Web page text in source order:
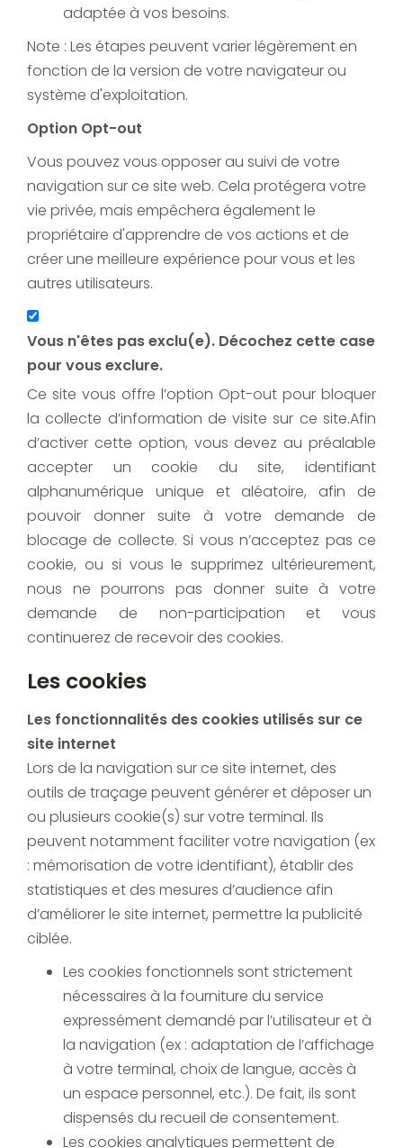
adaptée à vos besoins.
Note : Les étapes peuvent varier légèrement en
fonction de la version de votre navigateur ou
système d'exploitation.
Option Opt-out
Vous pouvez vous opposer au suivi de votre
navigation sur ce site web. Cela protégera votre
vie privée, mais empêchera également le
propriétaire d'apprendre de vos actions et de
créer une meilleure expérience pour vous et les
autres utilisateurs.
Vous n'êtes pas exclu(e). Décochez cette case
pour vous exclure.
Ce site vous offre l’option Opt-out pour bloquer
la collecte d’information de visite sur ce site.Afin
d’activer cette option, vous devez au préalable
accepter un cookie du site, identifiant
alphanumérique unique et aléatoire, afin de
pouvoir donner suite à votre demande de
blocage de collecte. Si vous n’acceptez pas ce
cookie, ou si vous le supprimez ultérieurement,
nous ne pourrons pas donner suite à votre
demande de non-participation et vous
continuerez de recevoir des cookies.
Les cookies
Les fonctionnalités des cookies utilisés sur ce
site internet
Lors de la navigation sur ce site internet, des
outils de traçage peuvent générer et déposer un
ou plusieurs cookie(s) sur votre terminal. Ils
peuvent notamment faciliter votre navigation (ex
: mémorisation de votre identifiant), établir des
statistiques et des mesures d’audience afin
d’améliorer le site internet, permettre la publicité
ciblée.
Les cookies fonctionnels sont strictement
nécessaires à la fourniture du service
expressément demandé par l’utilisateur et à
la navigation (ex : adaptation de l’affichage
à votre terminal, choix de langue, accès à
un espace personnel, etc.). De fait, ils sont
dispensés du recueil de consentement.
Les cookies analytiques permettent de